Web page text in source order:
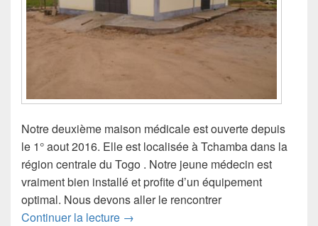
Notre deuxième maison médicale est ouverte depuis
le 1° aout 2016. Elle est localisée à Tchamba dans la
région centrale du Togo . Notre jeune médecin est
vraiment bien installé et profite d’un équipement
optimal. Nous devons aller le rencontrer
Continuer la lecture Maison médicale – TCHAMBA
→